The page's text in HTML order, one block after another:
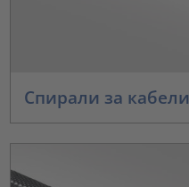
Спирали за кабели